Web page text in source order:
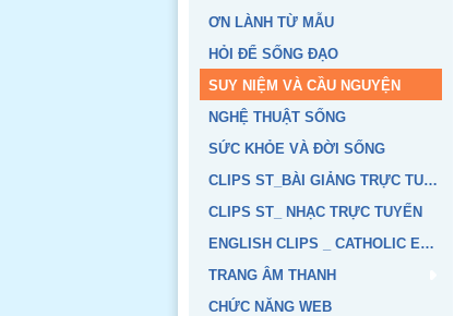
ƠN LÀNH TỪ MẪU
HỎI ĐỂ SỐNG ĐẠO
SUY NIỆM VÀ CẦU NGUYỆN
NGHỆ THUẬT SỐNG
SỨC KHỎE VÀ ĐỜI SỐNG
CLIPS ST_BÀI GIẢNG TRỰC TUYẾN
CLIPS ST_ NHẠC TRỰC TUYẾN
ENGLISH CLIPS _ CATHOLIC EDUCATION
TRANG ÂM THANH
CHỨC NĂNG WEB